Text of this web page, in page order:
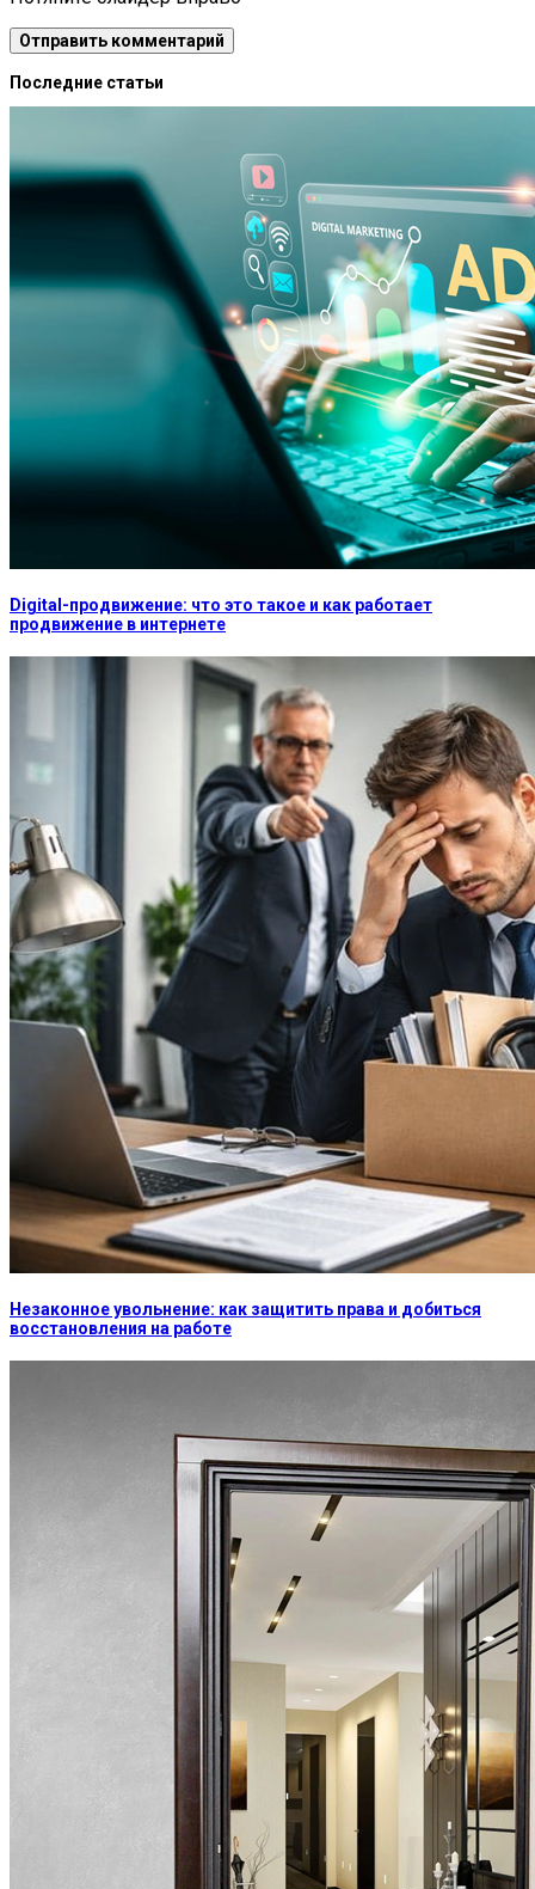
Последние статьи
Digital-продвижение: что это такое и как работает
продвижение в интернете
Незаконное увольнение: как защитить права и добиться
восстановления на работе